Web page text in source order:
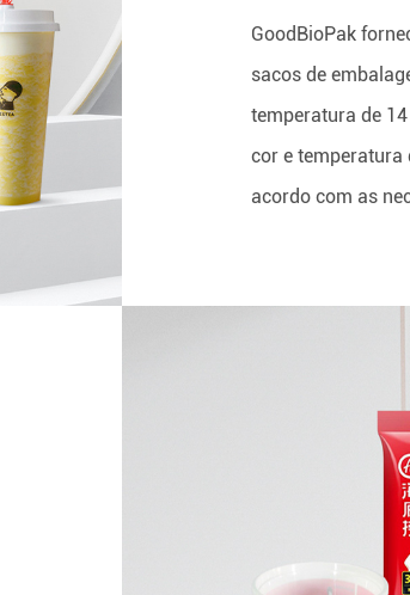
GoodBioPak
sacos de
temperatura de 14
cor e temperatura
acordo com as